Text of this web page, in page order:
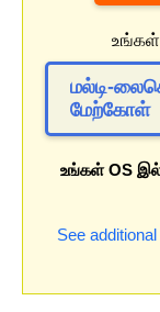
மல்டி-
மேற்கோள்
உங்கள் OS
See